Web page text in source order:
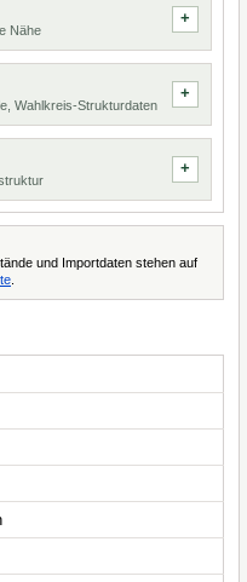
Nähe
Wahlkreis-Strukturdaten
und Importdaten stehen auf